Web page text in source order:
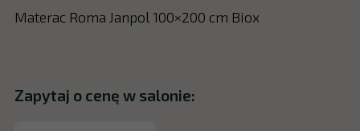
Materac Roma Janpol 100×200 cm Biox
Zapytaj o cenę w salonie: